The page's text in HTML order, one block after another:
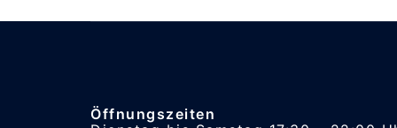
Öffnungszeiten